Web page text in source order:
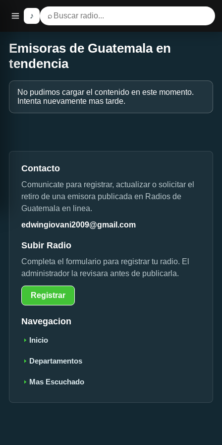
♪ ⌕
Emisoras de Guatemala en
tendencia
No pudimos cargar el contenido en este momento.
Intenta nuevamente mas tarde.
Contacto
Comunicate para registrar, actualizar o solicitar el
retiro de una emisora publicada en Radios de
Guatemala en linea.
edwingiovani2009@gmail.com
Subir Radio
Completa el formulario para registrar tu radio. El
administrador la revisara antes de publicarla.
Registrar
Navegacion
Inicio
Departamentos
Mas Escuchado